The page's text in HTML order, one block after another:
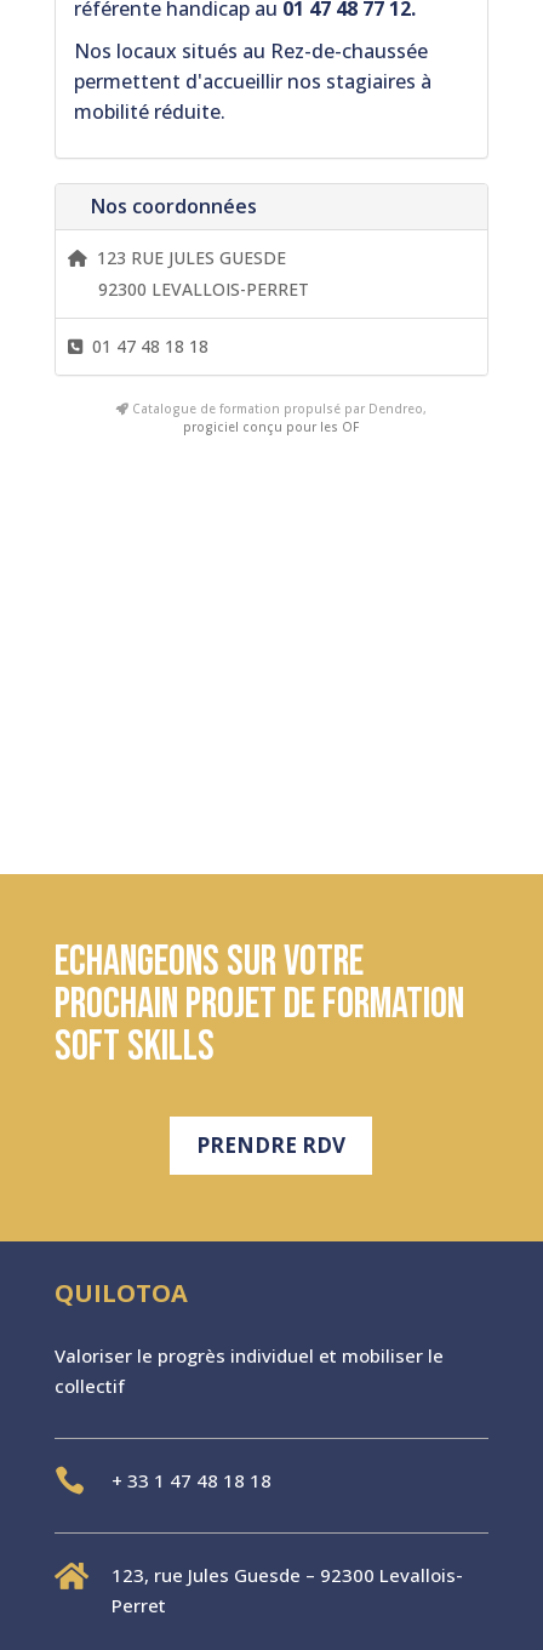
référente handicap au 01 47 48 77 12.
Nos locaux situés au Rez-de-chaussée
permettent d'accueillir nos stagiaires à
mobilité réduite.
Nos coordonnées
123 RUE JULES GUESDE
92300 LEVALLOIS-PERRET
01 47 48 18 18
Catalogue de formation propulsé par Dendreo,
progiciel conçu pour les OF
Echangeons sur votre
prochain projet de formation
soft skills
PRENDRE RDV
QUILOTOA
Valoriser le progrès individuel et mobiliser le
collectif
 + 33 1 47 48 18 18

123, rue Jules Guesde – 92300 Levallois-
Perret